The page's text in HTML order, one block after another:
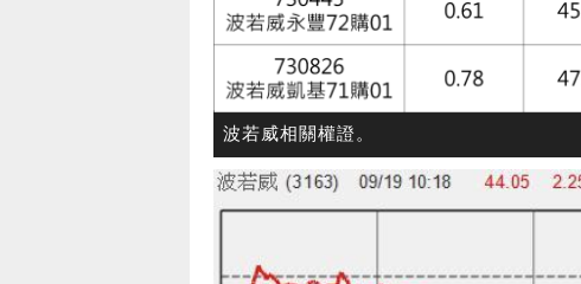
波若威相關權證。 資料